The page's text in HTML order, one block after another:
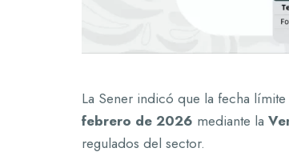
La Sener indicó que la fecha
febrero de 2026 mediante la
regulados del sector.